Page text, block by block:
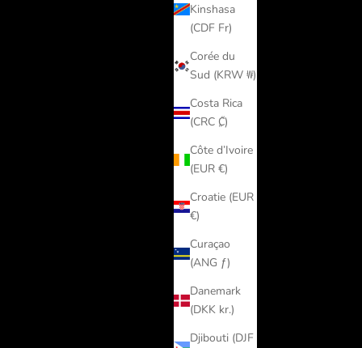
Kinshasa
(CDF Fr)
Corée du
Sud (KRW ₩)
Costa Rica
(CRC ₡)
Côte d’Ivoire
(EUR €)
Croatie (EUR
€)
Curaçao
(ANG ƒ)
Danemark
(DKK kr.)
Djibouti (DJF